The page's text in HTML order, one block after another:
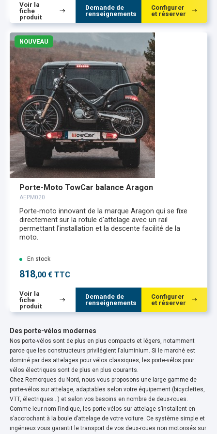
Voir la
fiche
produit
Demande de
renseignements
Configurer
et réserver
NOUVEAU
Porte-Moto TowCar balance Aragon
AEPM020
Porte-moto innovant de la marque Aragon qui se fixe
directement sur la rotule d'attelage avec un rail
permettant l'installation et la descente facilité de la
moto.
En stock
818,00 € TTC
Voir la
fiche
produit
Demande de
renseignements
Configurer
et réserver
Des porte-vélos modernes
Nos porte-vélos sont de plus en plus compacts et légers, notamment
parce que les constructeurs privilégient l’aluminium. Si le marché est
dominé par des attelages pour vélos classiques, les porte-vélos pour
vélos électriques sont de plus en plus courants.
Chez Remorques du Nord, nous vous proposons une large gamme de
porte-vélos sur attelage, adaptables selon votre équipement (bicyclettes,
VTT, électriques…) et selon vos besoins en nombre de deux-roues.
Comme leur nom l’indique, les porte-vélos sur attelage s’installent en
s’accrochant à la boule d’attelage de votre voiture. Ce système simple et
ingénieux vous garantit le transport de vos deux-roues non motorisés sur